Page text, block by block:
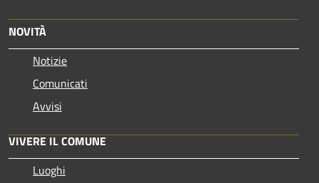
NOVITÀ
Notizie
Comunicati
Avvisi
VIVERE IL COMUNE
Luoghi